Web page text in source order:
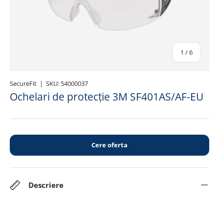
1 /din
6
SecureFit | SKU: 54000037
Ochelari de protecție 3M SF401AS/AF-EU
Cere oferta
Descriere